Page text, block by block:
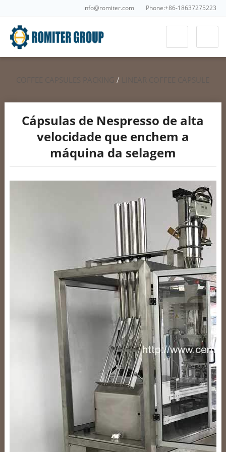
info@romiter.com Phone:+86-18637275223
/
FILLING / NESPRESSO CAPSULE FILLING SEALING / HOT
PRODUCTS
Cápsulas de Nespresso de alta
velocidade que enchem a
máquina da selagem